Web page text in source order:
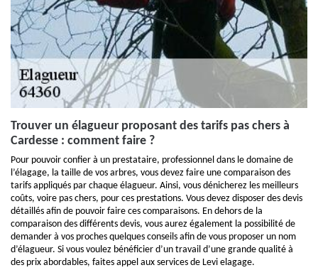
Trouver un élagueur proposant des tarifs pas chers à
Cardesse : comment faire ?
Pour pouvoir confier à un prestataire, professionnel dans le domaine de
l’élagage, la taille de vos arbres, vous devez faire une comparaison des
tarifs appliqués par chaque élagueur. Ainsi, vous dénicherez les meilleurs
coûts, voire pas chers, pour ces prestations. Vous devez disposer des devis
détaillés afin de pouvoir faire ces comparaisons. En dehors de la
comparaison des différents devis, vous aurez également la possibilité de
demander à vos proches quelques conseils afin de vous proposer un nom
d’élagueur. Si vous voulez bénéficier d’un travail d’une grande qualité à
des prix abordables, faites appel aux services de Levi elagage.